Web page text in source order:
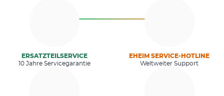
ERSATZTEILSERVICE
10 Jahre Servicegarantie
EHEIM SERVICE-HOTLINE
Weltweiter Support